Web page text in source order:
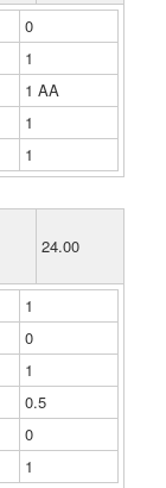
0
1
1 ΑΑ
1
1
24.00
1
0
1
0.5
0
1